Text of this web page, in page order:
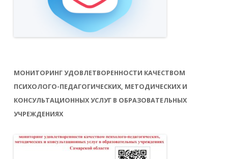
МОНИТОРИНГ УДОВЛЕТВОРЕННОСТИ КАЧЕСТВОМ
ПСИХОЛОГО-ПЕДАГОГИЧЕСКИХ, МЕТОДИЧЕСКИХ И
КОНСУЛЬТАЦИОННЫХ УСЛУГ В ОБРАЗОВАТЕЛЬНЫХ
УЧРЕЖДЕНИЯХ